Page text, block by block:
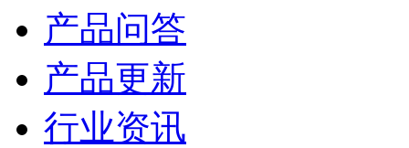
产品问答
产品更新
行业资讯